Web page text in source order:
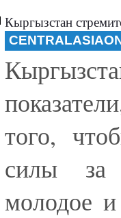
Кыргызстан
того,
силы за
молодое и